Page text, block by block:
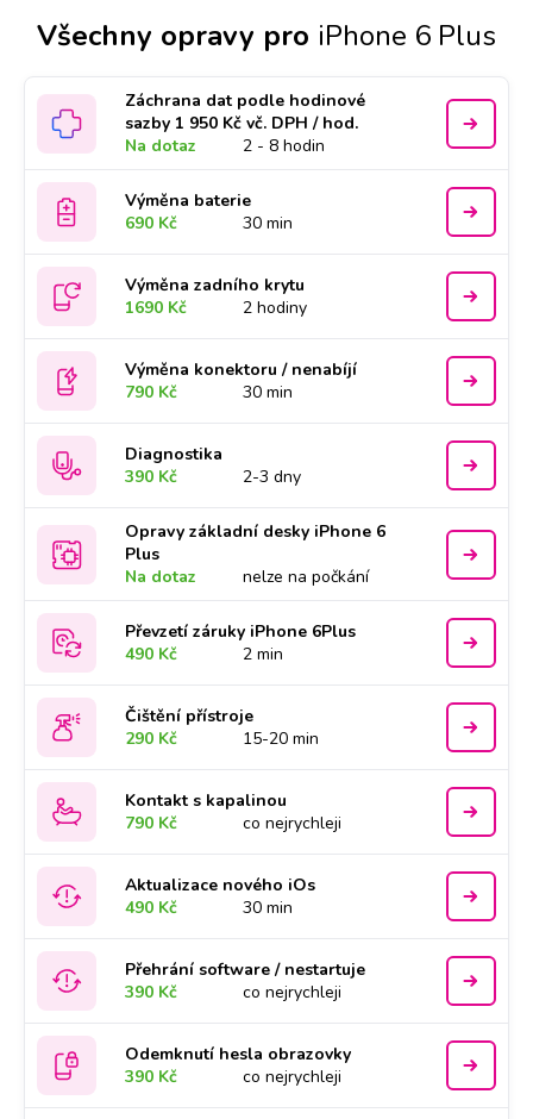
Všechny opravy pro iPhone 6 Plus
Záchrana dat podle hodinové
sazby 1 950 Kč vč. DPH / hod.
Na dotaz
2 - 8 hodin
Výměna baterie
690 Kč
30 min
Výměna zadního krytu
1690 Kč
2 hodiny
Výměna konektoru / nenabíjí
790 Kč
30 min
Diagnostika
390 Kč
2-3 dny
Opravy základní desky iPhone 6
Plus
Na dotaz
nelze na počkání
Převzetí záruky iPhone 6Plus
490 Kč
2 min
Čištění přístroje
290 Kč
15-20 min
Kontakt s kapalinou
790 Kč
co nejrychleji
Aktualizace nového iOs
490 Kč
30 min
Přehrání software / nestartuje
390 Kč
co nejrychleji
Odemknutí hesla obrazovky
390 Kč
co nejrychleji